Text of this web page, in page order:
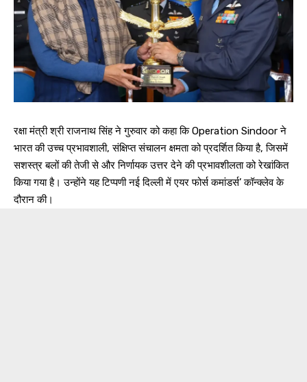
रक्षा मंत्री श्री राजनाथ सिंह ने गुरुवार को कहा कि Operation Sindoor ने
भारत की उच्च प्रभावशाली, संक्षिप्त संचालन क्षमता को प्रदर्शित किया है, जिसमें
सशस्त्र बलों की तेजी से और निर्णायक उत्तर देने की प्रभावशीलता को रेखांकित
किया गया है। उन्होंने यह टिप्पणी नई दिल्ली में एयर फोर्स कमांडर्स’ कॉन्क्लेव के
दौरान की।